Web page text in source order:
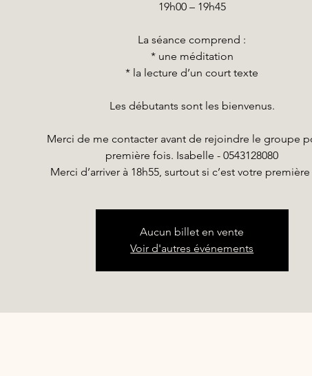
19h00 – 19h45
La séance comprend :
* une méditation
* la lecture d’un court texte
Les débutants sont les bienvenus.
Merci de me contacter avant de rejoindre le groupe
première fois. Isabelle - 0543128080
Merci d’arriver à 18h55, surtout si c’est votre
Aucun billet en vente
Voir d'autres événements